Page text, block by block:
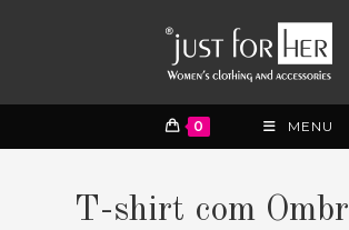
0 MENU
T-shirt com